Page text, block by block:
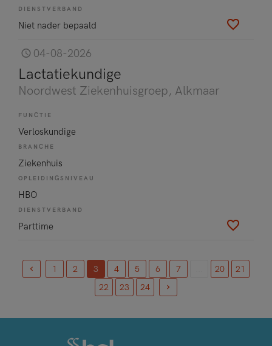
DIENSTVERBAND
Niet nader bepaald
04-08-2026
Lactatiekundige
Noordwest Ziekenhuisgroep, Alkmaar
FUNCTIE
Verloskundige
BRANCHE
Ziekenhuis
OPLEIDINGSNIVEAU
HBO
DIENSTVERBAND
Parttime
1 2
3
(current)
4 5 6 7 20
21
22
23 24